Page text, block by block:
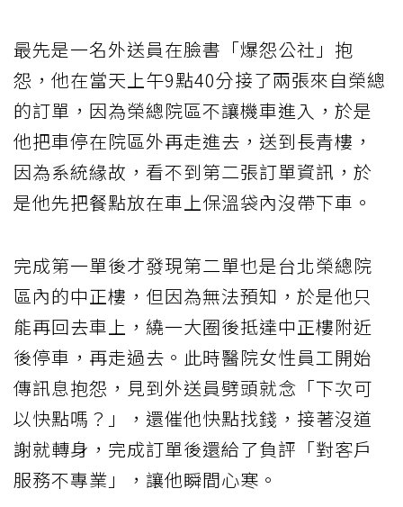
最先是一名外送員在臉書「爆怨公社」抱
怨，他在當天上午9點40分接了兩張來自榮總
的訂單，因為榮總院區不讓機車進入，於是
他把車停在院區外再走進去，送到長青樓，
因為系統緣故，看不到第二張訂單資訊，於
是他先把餐點放在車上保溫袋內沒帶下車。
完成第一單後才發現第二單也是台北榮總院
區內的中正樓，但因為無法預知，於是他只
能再回去車上，繞一大圈後抵達中正樓附近
後停車，再走過去。此時醫院女性員工開始
傳訊息抱怨，見到外送員劈頭就念「下次可
以快點嗎？」，還催他快點找錢，接著沒道
謝就轉身，完成訂單後還給了負評「對客戶
服務不專業」，讓他瞬間心寒。